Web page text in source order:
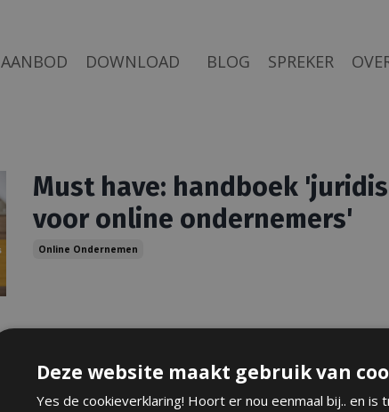
AANBOD DOWNLOAD BLOG SPREKER
Must have: handboek
voor online ondernemers'
Online Ondernemen
Deze website maakt gebruik van
Yes de cookieverklaring! Hoort er nou eenmaal bij.. en